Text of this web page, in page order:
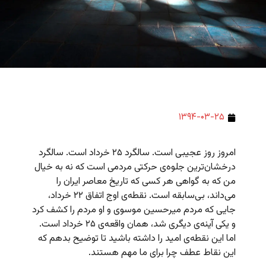
۱۳۹۴-۰۳-۲۵
امروز روز عجیبی است. سالگرد ۲۵ خرداد است. سالگرد
درخشان‌ترین جلوه‌ی حرکتی مردمی است که نه به خیال
من که به گواهی هر کسی که تاریخ معاصر ایران را
می‌داند، بی‌سابقه است. نقطه‌ی اوج اتفاق ۲۲ خرداد،
جایی که مردم میرحسین موسوی و او مردم را کشف کرد
و یکی آینه‌ی دیگری شد، همان واقعه‌ی ۲۵ خرداد است.
اما این نقطه‌ی امید را داشته باشید تا توضیح بدهم که
این نقاط عطف چرا برای ما مهم هستند.